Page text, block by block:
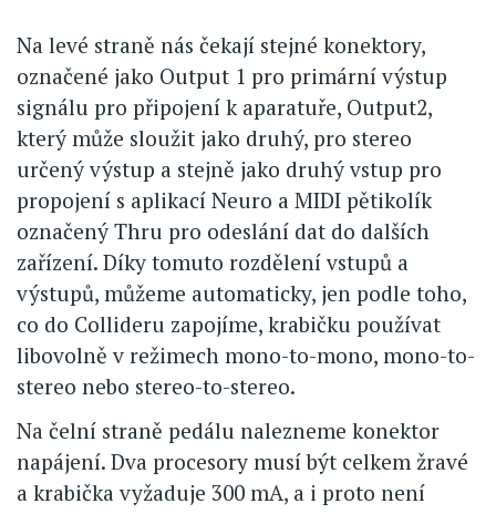
Na levé straně nás čekají stejné konektory,
označené jako Output 1 pro primární výstup
signálu pro připojení k aparatuře, Output2,
který může sloužit jako druhý, pro stereo
určený výstup a stejně jako druhý vstup pro
propojení s aplikací Neuro a MIDI pětikolík
označený Thru pro odeslání dat do dalších
zařízení. Díky tomuto rozdělení vstupů a
výstupů, můžeme automaticky, jen podle toho,
co do Collideru zapojíme, krabičku používat
libovolně v režimech mono-to-mono, mono-to-
stereo nebo stereo-to-stereo.
Na čelní straně pedálu nalezneme konektor
napájení. Dva procesory musí být celkem žravé
a krabička vyžaduje 300 mA, a i proto není